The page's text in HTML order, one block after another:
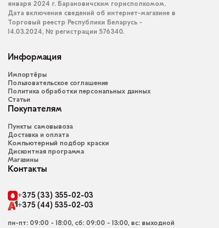
января 2024 г. Барановичским горисполкомом.
Дата включения сведений об интернет-магазине в
Торговый реестр Республики Беларусь -
14.03.2024, № регистрации 576340.
Информация
Импортёры
Пользовательское соглашение
Политика обработки персональных данных
Статьи
Покупателям
Пункты самовывоза
Доставка и оплата
Компьютерный подбор краски
Дисконтная программа
Магазины
Контакты
+375 (33) 355-02-03
+375 (44) 535-02-03
пн-пт: 09:00 - 18:00, сб: 09:00 - 13:00, вс: выходной